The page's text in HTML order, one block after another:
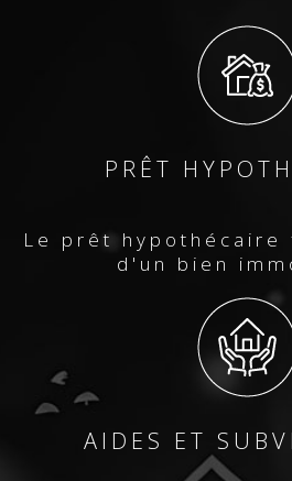
PRÊT
Le prêt hypothécaire
d'un bien
AIDES ET